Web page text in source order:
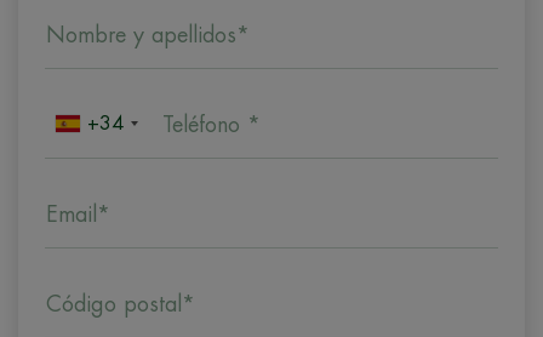
Nombre y apellidos*
+34 Teléfono *
Email*
Código postal*